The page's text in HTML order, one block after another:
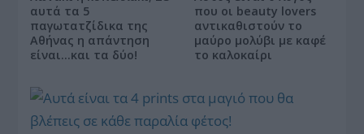
αυτά τα 5
παγωτατζίδικα της
Αθήνας η απάντηση
είναι…και τα δύο!
που οι beauty lovers
αντικαθιστούν το
μαύρο μολύβι με καφέ
το καλοκαίρι